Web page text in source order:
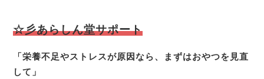
☆彡あらしん堂サポート
「栄養不足やストレスが原因なら、まずはおやつを見直
して」